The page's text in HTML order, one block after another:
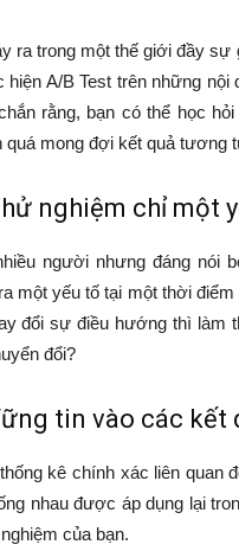
ra trong một thế giới đầy sự
A/B Test trên những
rằng, bạn có thể học
quá mong đợi kết quả tương
nghiệm chỉ một
người nhưng đáng nói
một yếu tố tại một thời
đổi sự điều hướng thì làm
đổi?
tin vào các kết
kê chính xác liên
nhau được áp dụng lại
của bạn.